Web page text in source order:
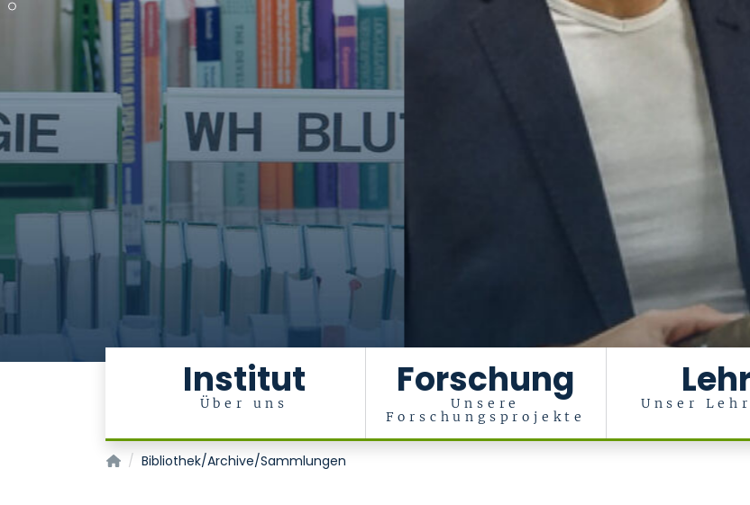
Institut
Über uns
Forschung
Unsere
Forschungsprojekte
Unser
Institut für Geschichte, Theorie und Ethik der Medizin
Bibliothek/Archive/Sammlungen